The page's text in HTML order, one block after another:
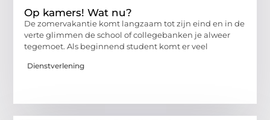
Op kamers! Wat nu?
De zomervakantie komt langzaam tot zijn eind en in de
verte glimmen de school of collegebanken je alweer
tegemoet. Als beginnend student komt er veel
Dienstverlening